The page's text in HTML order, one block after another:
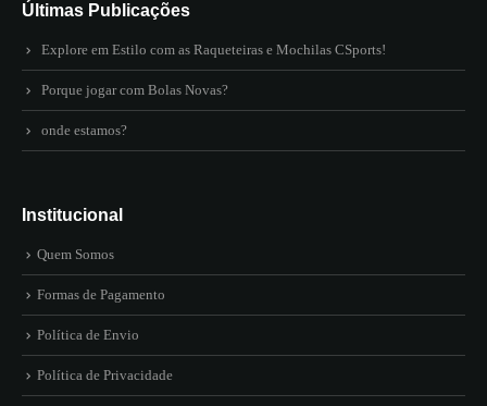
Últimas Publicações
Explore em Estilo com as Raqueteiras e Mochilas CSports!
Porque jogar com Bolas Novas?
onde estamos?
Institucional
Quem Somos
Formas de Pagamento
Política de Envio
Política de Privacidade